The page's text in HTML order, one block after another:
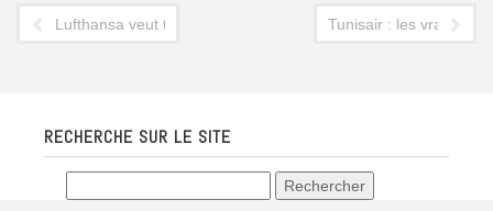
Lufthansa veut taxer tous ses billets d’avion de 35 dinars
Tunisair : les vrais
RECHERCHE SUR LE SITE